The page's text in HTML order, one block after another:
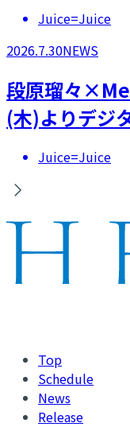
Juice=Juice
2026.7.30NEWS
段原瑠々
(木)よりデジ
Juice=Juice
Top
Schedule
News
Release